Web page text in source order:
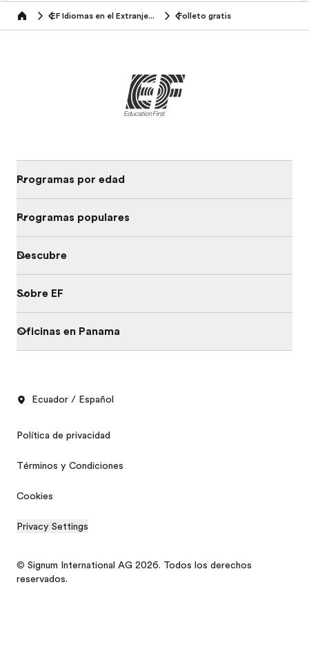
Home EF Idiomas en el Extranjero (16+ años) Folleto gratis
Programas por edad
Programas populares
Descubre
Sobre EF
Oficinas en Panama
Ecuador / Español
Política de privacidad
Términos y Condiciones
Cookies
Privacy Settings
© Signum International AG 2026. Todos los derechos
reservados.